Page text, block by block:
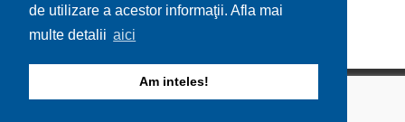
de utilizare a acestor informaţii. Afla mai
multe detalii aici
Am inteles!
Copyright © 2026 Comuna Ileana. Toate drepturile rezervate.